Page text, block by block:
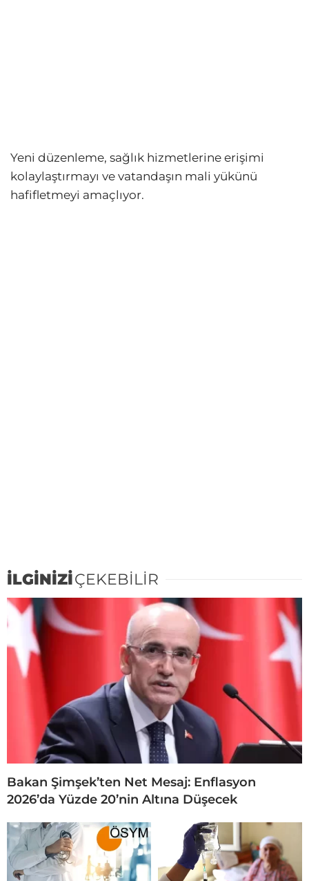
Yeni düzenleme, sağlık hizmetlerine erişimi
kolaylaştırmayı ve vatandaşın mali yükünü
hafifletmeyi amaçlıyor.
İLGİNİZİÇEKEBİLİR
Bakan Şimşek’ten Net Mesaj: Enflasyon
2026’da Yüzde 20’nin Altına Düşecek